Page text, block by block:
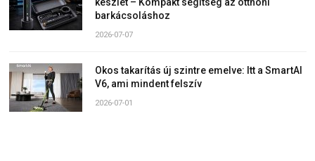
barkácsoláshoz
2026-07-07
Okos takarítás új szintre emelve: Itt a SmartAI
V6, ami mindent felszív
2026-07-01